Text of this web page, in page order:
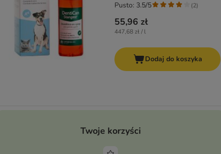
55,96 zł
447,68 zł / l
Pusto: 3.5/5 (2)
Dodaj do koszyka
Twoje korzyści